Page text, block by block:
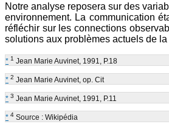
Notre analyse reposera sur des
environnement. La communication
réfléchir sur les connections
solutions aux problèmes actuels de
* 1 Jean Marie Auvinet, 1991, P.18
* 2 Jean Marie Auvinet, op. Cit
* 3 Jean Marie Auvinet, 1991, P.11
* 4 Source : Wikipédia